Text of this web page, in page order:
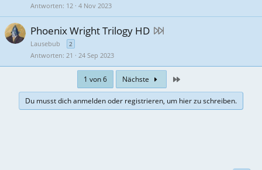
Antworten 12 4 Nov 2023
Phoenix Wright Trilogy HD
Lausebub 2
Antworten 21 24 Sep 2023
1 von 6 Nächste
Du musst dich anmelden oder registrieren, um hier zu schreiben.